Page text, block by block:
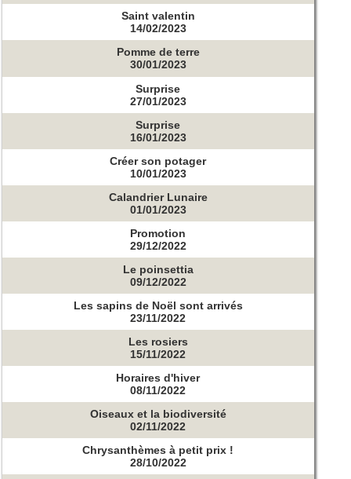
Saint valentin
14/02/2023
Pomme de terre
30/01/2023
Surprise
27/01/2023
Surprise
16/01/2023
Créer son potager
10/01/2023
Calandrier Lunaire
01/01/2023
Promotion
29/12/2022
Le poinsettia
09/12/2022
Les sapins de Noël sont arrivés
23/11/2022
Les rosiers
15/11/2022
Horaires d'hiver
08/11/2022
Oiseaux et la biodiversité
02/11/2022
Chrysanthèmes à petit prix !
28/10/2022